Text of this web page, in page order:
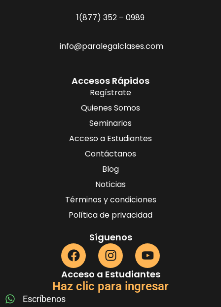
1(877) 352 – 0989
info@paralegalclases.com
Accesos Rápidos
Regístrate
Quienes Somos
Seminarios
Acceso a Estudiantes
Contáctanos
Blog
Noticias
Términos y condiciones
Política de privacidad
Síguenos
Acceso a Estudiantes
Haz clic para ingresar
Escríbenos